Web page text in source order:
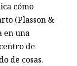
cómo
(Plasson &
en una
de
de cosas.